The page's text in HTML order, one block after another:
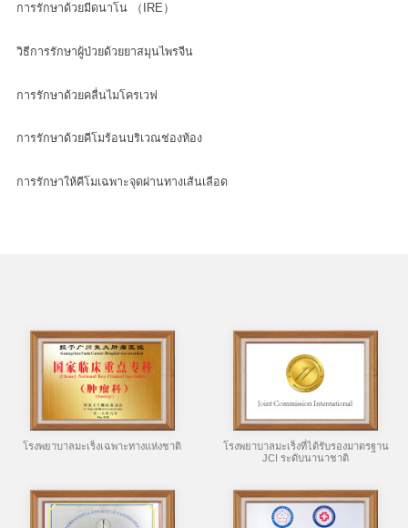
การรักษาด้วยมีดนาโน （IRE）
วิธีการรักษาผู้ป่วยด้วยยาสมุนไพรจีน
การรักษาด้วยคลื่นไมโครเวฟ
การรักษาด้วยคีโมร้อนบริเวณช่องท้อง
การรักษาให้คีโมเฉพาะจุดผ่านทางเส้นเลือด
โรงพยาบาลมะเร็งเฉพาะทางแห่งชาติ
โรงพยาบาลมะเร็งที่ได้รับรองมาตรฐาน
JCI ระดับนานาชาติ